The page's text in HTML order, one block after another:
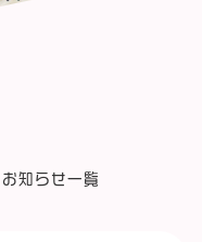
お知らせ一覧